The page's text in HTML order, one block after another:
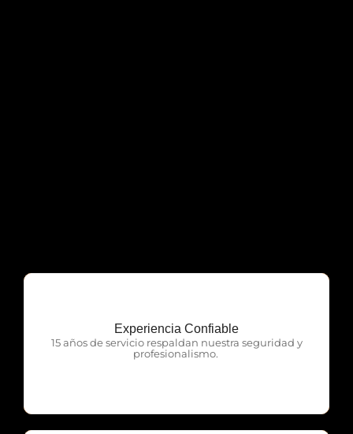
Experiencia Confiable
15 años de servicio respaldan nuestra seguridad y
profesionalismo.
OTP Servicios